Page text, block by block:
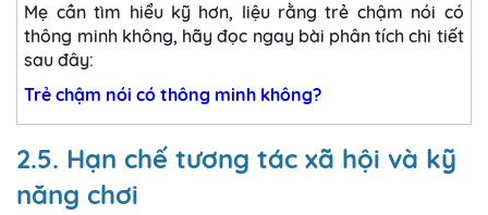
Mẹ cần tìm hiểu kỹ hơn, liệu rằng trẻ chậm nói có
thông minh không, hãy đọc ngay bài phân tích chi tiết
sau đây:
Trẻ chậm nói có thông minh không?
2.5. Hạn chế tương tác xã hội và kỹ
năng chơi